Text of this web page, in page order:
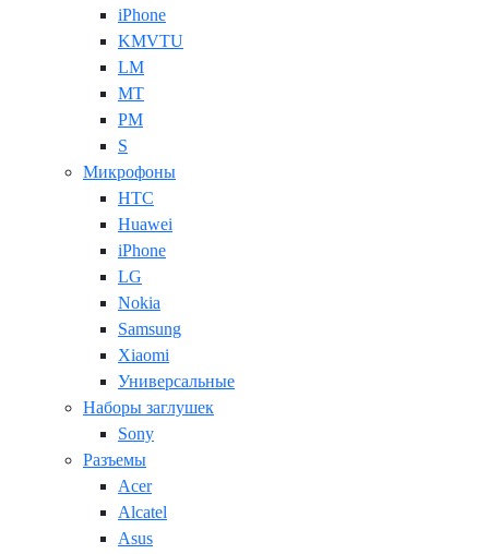
iPhone
KMVTU
LM
MT
PM
S
Микрофоны
HTC
Huawei
iPhone
LG
Nokia
Samsung
Xiaomi
Универсальные
Наборы заглушек
Sony
Разъемы
Acer
Alcatel
Asus